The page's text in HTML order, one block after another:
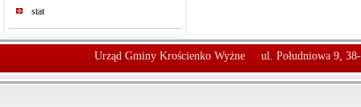
stat
Urząd Gminy Krościenko Wyżne ul. Południowa 9,